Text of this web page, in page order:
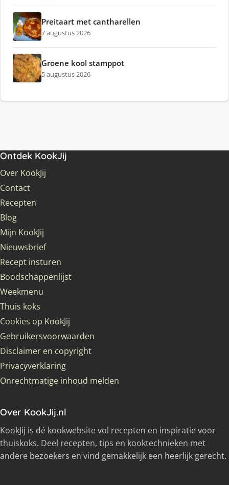
Preitaart met cantharellen
7 augustus 2026
Groene kool stamppot
5 augustus 2026
Ontdek KookJij
Over KookJij
Contact
Recepten
Blog
Mijn KookJij
Nieuwsbrief
Recept insturen
Boodschappenlijst
Weekmenu
Thuis koks
Cookies op KookJij
Gebruikersvoorwaarden
Disclaimer en copyright
Privacyverklaring
Onrechtmatige inhoud melden
Over KookJij.nl
KookJij is dé kookwebsite vol recepten en inspiratie voor
thuiskoks. Deel recepten, tips en kooktechnieken met
andere bezoekers en vind gemakkelijk een heerlijk gerecht.